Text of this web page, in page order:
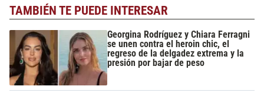
TAMBIÉN TE PUEDE INTERESAR
Georgina Rodríguez y Chiara Ferragni
se unen contra el heroin chic, el
regreso de la delgadez extrema y la
presión por bajar de peso